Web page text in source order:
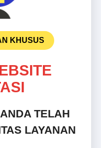
KHUSUS
TELAH
LAYANAN